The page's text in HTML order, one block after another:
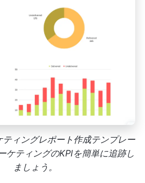
ィングレポート作成テンプレー
ケティングのKPIを簡単に追跡し
ましょう。